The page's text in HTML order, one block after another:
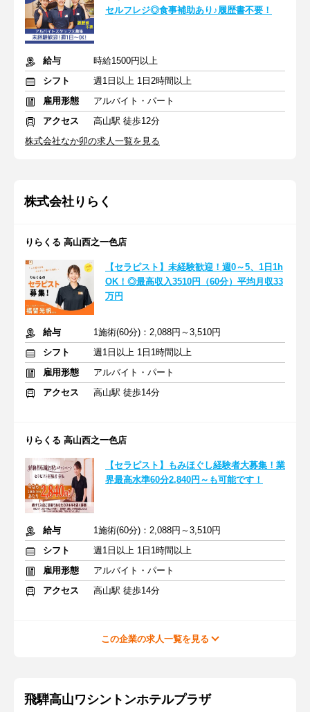
セルフレジ◎食事補助あり♪履歴書不要！
給与
時給1500円以上
シフト
週1日以上 1日2時間以上
雇用形態
アルバイト・パート
アクセス
高山駅 徒歩12分
株式会社なか卯の求人一覧を見る
株式会社りらく
りらくる 高山西之一色店
【セラピスト】未経験歓迎！週0～5、1日1h
OK！◎最高収入3510円（60分）平均月収33
万円
給与
1施術(60分)：2,088円～3,510円
シフト
週1日以上 1日1時間以上
雇用形態
アルバイト・パート
アクセス
高山駅 徒歩14分
りらくる 高山西之一色店
【セラピスト】もみほぐし経験者大募集！業
界最高水準60分2,840円～も可能です！
給与
1施術(60分)：2,088円～3,510円
シフト
週1日以上 1日1時間以上
雇用形態
アルバイト・パート
アクセス
高山駅 徒歩14分
この企業の求人一覧を見る
飛騨高山ワシントンホテルプラザ